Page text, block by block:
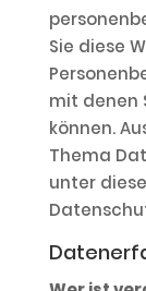
Sie diese
mit denen
können.
Thema
unter